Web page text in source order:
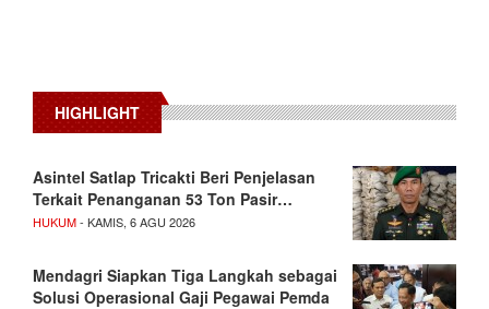
HIGHLIGHT
Asintel Satlap Tricakti Beri Penjelasan
Terkait Penanganan 53 Ton Pasir…
HUKUM- KAMIS, 6 AGU 2026
Mendagri Siapkan Tiga Langkah sebagai
Solusi Operasional Gaji Pegawai Pemda